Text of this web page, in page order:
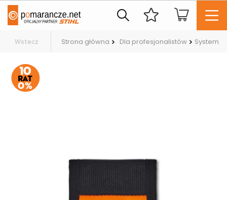
Wstecz Strona główna Dla profesjonalistów System